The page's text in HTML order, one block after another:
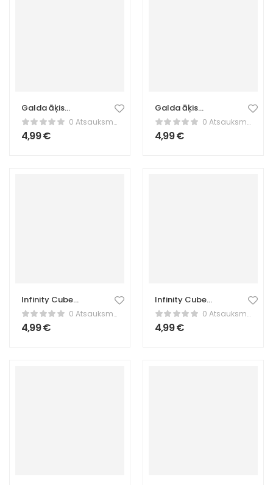
Galda āķis
somām –
portatīvs somiņu
turētājs – zelts
0 Atsauksmes
4,99€
Galda āķis
somām –
portatīvs somiņu
turētājs – zaļš
0 Atsauksmes
4,99€
Infinity Cube
Fidget rotaļlieta –
Sarkana galda
rotaļlieta stresa
0 Atsauksmes
4,99€
Infinity Cube
Fidget rotaļlieta –
Stresa
mazināšanai –
0 Atsauksmes
4,99€